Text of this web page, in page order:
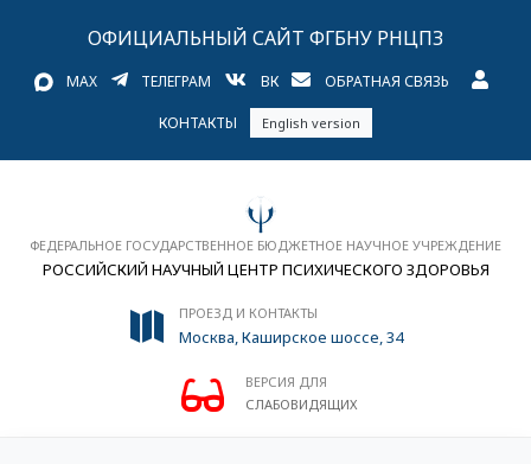
ОФИЦИАЛЬНЫЙ САЙТ ФГБНУ РНЦПЗ
MAX ТЕЛЕГРАМ ВК ОБРАТНАЯ СВЯЗЬ
КОНТАКТЫ English version
ФЕДЕРАЛЬНОЕ ГОСУДАРСТВЕННОЕ БЮДЖЕТНОЕ НАУЧНОЕ УЧРЕЖДЕНИЕ
РОССИЙСКИЙ НАУЧНЫЙ ЦЕНТР ПСИХИЧЕСКОГО ЗДОРОВЬЯ
ПРОЕЗД И КОНТАКТЫ
Москва, Каширское шоссе, 34
ВЕРСИЯ ДЛЯ
СЛАБОВИДЯЩИХ